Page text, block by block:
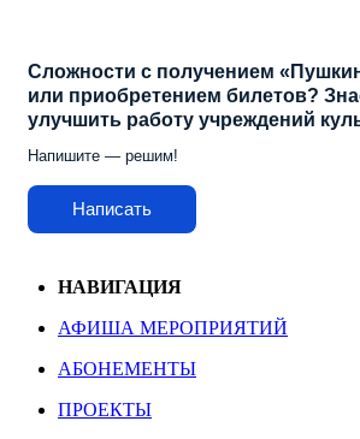
Сложности с получением
или приобретением билетов?
улучшить работу учреждений
Напишите — решим!
Написать
НАВИГАЦИЯ
АФИША МЕРОПРИЯТИЙ
АБОНЕМЕНТЫ
ПРОЕКТЫ